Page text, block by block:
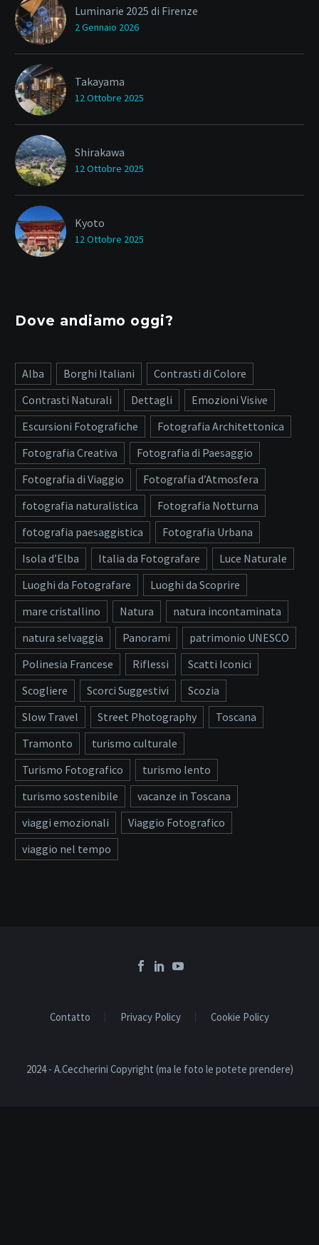
Luminarie 2025 di Firenze
2 Gennaio 2026
Takayama
12 Ottobre 2025
Shirakawa
12 Ottobre 2025
Kyoto
12 Ottobre 2025
Dove andiamo oggi?
Alba Borghi Italiani
Contrasti di Colore
Contrasti Naturali
Dettagli
Emozioni Visive
Escursioni Fotografiche
Fotografia Architettonica
Fotografia Creativa
Fotografia di Paesaggio
Fotografia di Viaggio
Fotografia d’Atmosfera
fotografia naturalistica
Fotografia Notturna
fotografia paesaggistica
Fotografia Urbana
Isola d’Elba
Italia da Fotografare
Luce Naturale
Luoghi da Fotografare
Luoghi da Scoprire
mare cristallino
Natura
natura incontaminata
natura selvaggia
Panorami
patrimonio UNESCO
Polinesia Francese
Riflessi
Scatti Iconici
Scogliere
Scorci Suggestivi
Scozia
Slow Travel
Street Photography
Toscana
Tramonto
turismo culturale
Turismo Fotografico
turismo lento
turismo sostenibile
vacanze in Toscana
viaggi emozionali
Viaggio Fotografico
viaggio nel tempo
Contatto Privacy Policy Cookie Policy
2024 - A.Ceccherini Copyright (ma le foto le potete prendere)